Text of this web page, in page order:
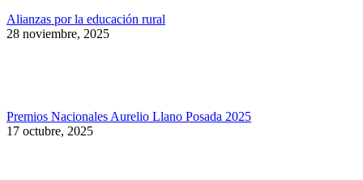
Alianzas por la educación rural
28 noviembre, 2025
Premios Nacionales Aurelio Llano Posada 2025
17 octubre, 2025